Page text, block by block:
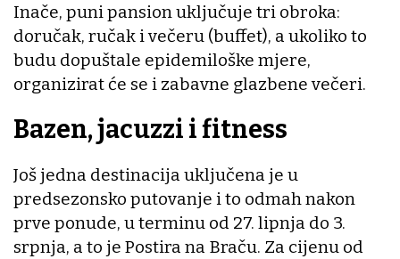
Inače, puni pansion uključuje tri obroka:
doručak, ručak i večeru (buffet), a ukoliko to
budu dopuštale epidemiloške mjere,
organizirat će se i zabavne glazbene večeri.
Bazen, jacuzzi i fitness
Još jedna destinacija uključena je u
predsezonsko putovanje i to odmah nakon
prve ponude, u terminu od 27. lipnja do 3.
srpnja, a to je Postira na Braču. Za cijenu od